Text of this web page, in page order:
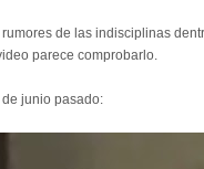
rumores de las indisciplinas
parece comprobarlo.
junio pasado: